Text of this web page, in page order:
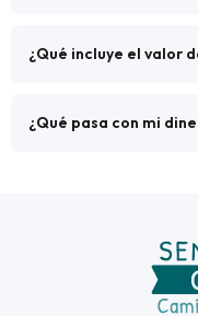
¿Qué incluye el valor
¿Qué pasa con mi